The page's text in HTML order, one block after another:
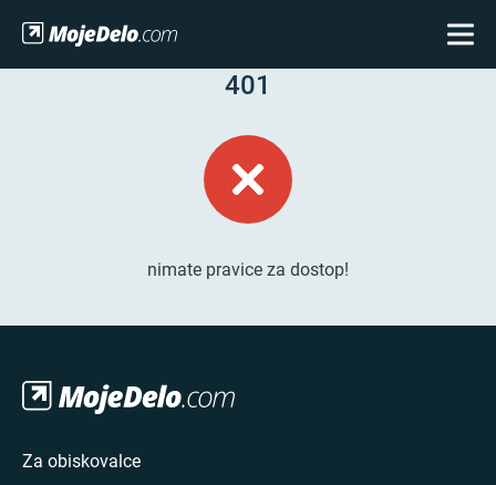
401
nimate pravice za dostop!
Za obiskovalce